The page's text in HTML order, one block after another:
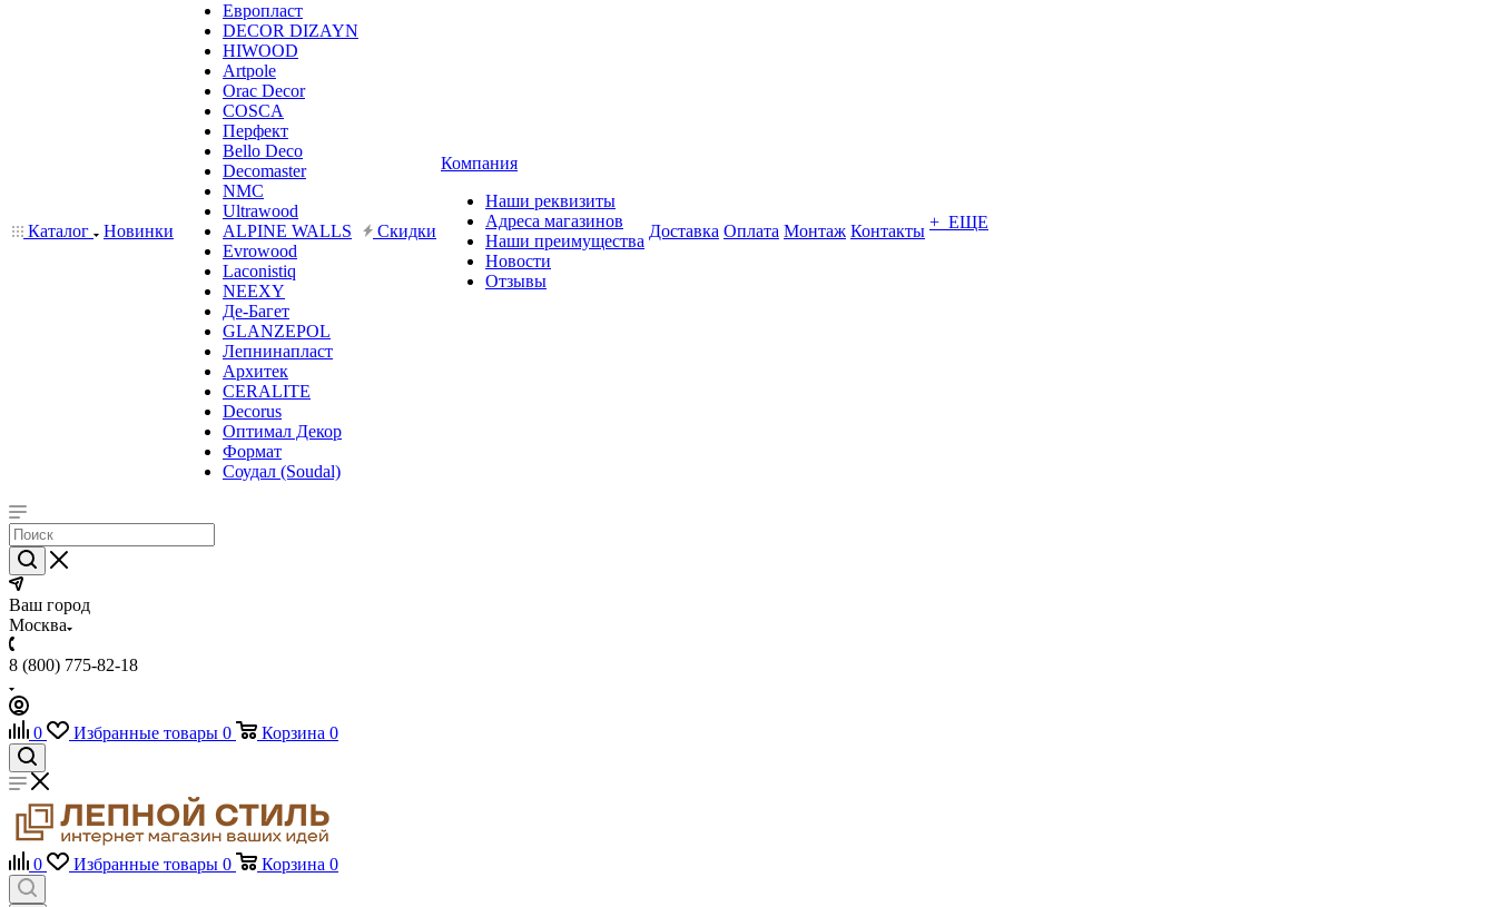
Каталог Новинки
Европласт
DECOR DIZAYN
HIWOOD
Artpole
Orac Decor
COSCA
Перфект
Bello Deco
Decomaster
NMС
Ultrawood
ALPINE WALLS
Evrowood
Laconistiq
NEEXY
Де-Багет
GLANZEPOL
Лепнинапласт
Архитек
CERALITE
Decorus
Оптимал Декор
Формат
Соудал (Soudal)
Скидки
Компания
Наши реквизиты
Адреса магазинов
Наши преимущества
Новости
Отзывы
Доставка Оплата Монтаж Контакты + ЕЩЕ
Ваш город
Москва
8 (800) 775-82-18
0 Избранные товары 0 Корзина 0
0 Избранные товары 0 Корзина 0